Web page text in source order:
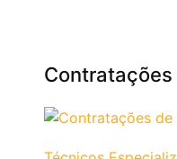
Contratações